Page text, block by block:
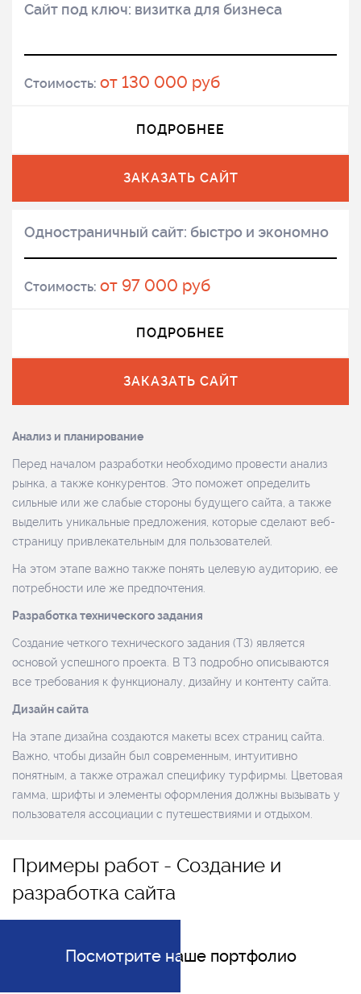
Сайт под ключ: визитка для бизнеса
Стоимость: от 130 000 руб
ПОДРОБНЕЕ
ЗАКАЗАТЬ САЙТ
Одностраничный сайт: быстро и экономно
Стоимость: от 97 000 руб
ПОДРОБНЕЕ
ЗАКАЗАТЬ САЙТ
Анализ и планирование
Перед началом разработки необходимо провести анализ
рынка, а также конкурентов. Это поможет определить
сильные или же слабые стороны будущего сайта, а также
выделить уникальные предложения, которые сделают веб-
страницу привлекательным для пользователей.
На этом этапе важно также понять целевую аудиторию, ее
потребности иле же предпочтения.
Разработка технического задания
Создание четкого технического задания (ТЗ) является
основой успешного проекта. В ТЗ подробно описываются
все требования к функционалу, дизайну и контенту сайта.
Дизайн сайта
На этапе дизайна создаются макеты всех страниц сайта.
Важно, чтобы дизайн был современным, интуитивно
понятным, а также отражал специфику турфирмы. Цветовая
гамма, шрифты и элементы оформления должны вызывать у
пользователя ассоциации с путешествиями и отдыхом.
Примеры работ - Создание и
разработка сайта
Посмотрите наше портфолио
Посмотрите наше портфолио